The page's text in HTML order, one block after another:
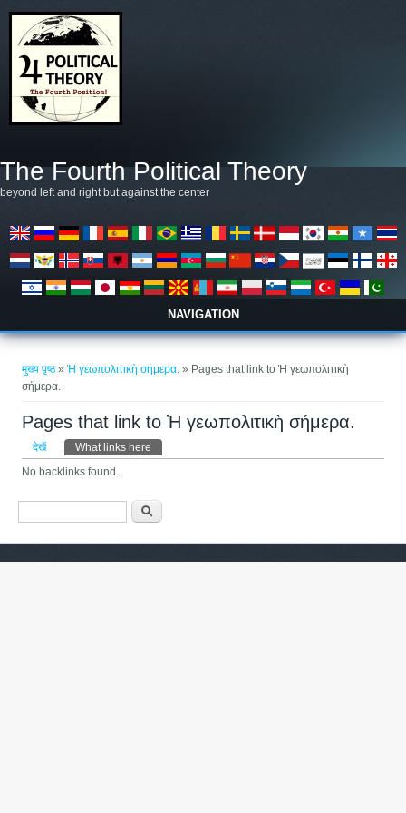
The Fourth Political Theory
beyond left and right but against the center
NAVIGATION
मुख्य पृष्ठ»Ἡ γεωπολιτικὴ σήμερα. » Pages that link to Ἡ γεωπολιτικὴ
σήμερα.
Pages that link to Ἡ γεωπολιτικὴ σήμερα.
प्राथमिक टैब्स
देखें What links here
No backlinks found.